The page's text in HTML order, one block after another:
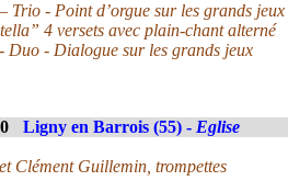
Trio - Point d’orgue sur les grands jeux
4 versets avec plain-chant alterné
Duo - Dialogue sur les grands jeux
Ligny en Barrois (55) - Eglise
Clément Guillemin, trompettes